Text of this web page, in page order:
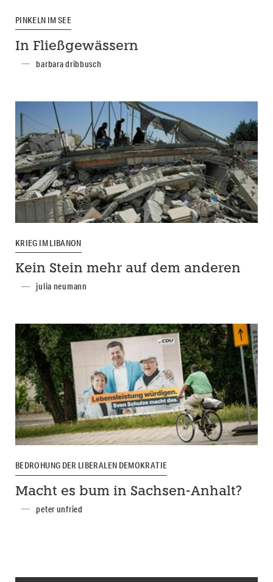
PINKELN IM SEE
In Fließgewässern
barbara dribbusch
KRIEG IM LIBANON
Kein Stein mehr auf dem anderen
julia neumann
BEDROHUNG DER LIBERALEN DEMOKRATIE
Macht es bum in Sachsen-Anhalt?
peter unfried